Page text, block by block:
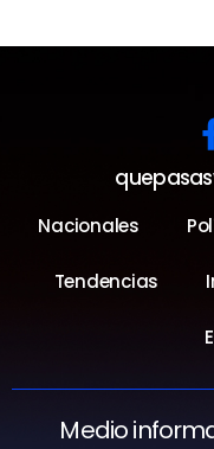
Nacionales
Tendencias
Medio